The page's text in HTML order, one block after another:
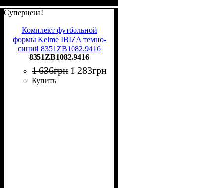
Суперцена!
Комплект футбольной
формы Kelme IBIZA темно-
синий 8351ZB1082.9416
8351ZB1082.9416
1 636грн 1 283грн
Купить